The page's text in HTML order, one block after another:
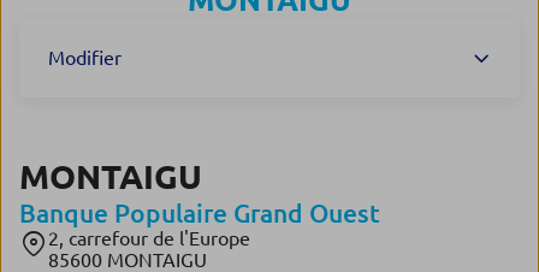
Modifier
MONTAIGU
Banque Populaire Grand Ouest
2, carrefour de l'Europe
85600 MONTAIGU